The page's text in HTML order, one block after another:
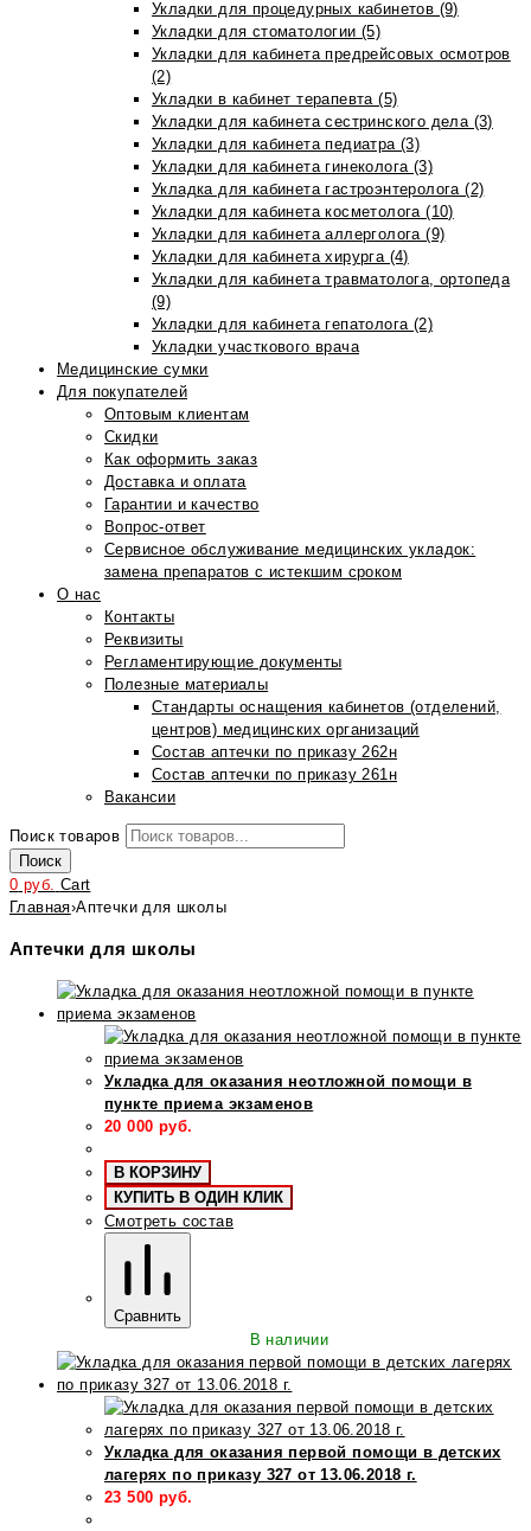
Укладки для процедурных кабинетов (9)
Укладки для стоматологии (5)
Укладки для кабинета предрейсовых осмотров
(2)
Укладки в кабинет терапевта (5)
Укладки для кабинета сестринского дела (3)
Укладки для кабинета педиатра (3)
Укладки для кабинета гинеколога (3)
Укладка для кабинета гастроэнтеролога (2)
Укладки для кабинета косметолога (10)
Укладки для кабинета аллерголога (9)
Укладки для кабинета хирурга (4)
Укладки для кабинета травматолога, ортопеда
(9)
Укладки для кабинета гепатолога (2)
Укладки участкового врача
Медицинские сумки
Для покупателей
Оптовым клиентам
Скидки
Как оформить заказ
Доставка и оплата
Гарантии и качество
Вопрос-ответ
Сервисное обслуживание медицинских укладок:
замена препаратов с истекшим сроком
О нас
Контакты
Реквизиты
Регламентирующие документы
Полезные материалы
Стандарты оснащения кабинетов (отделений,
центров) медицинских организаций
Состав аптечки по приказу 262н
Состав аптечки по приказу 261н
Вакансии
Поиск товаров
Поиск
0 руб. Cart
Главная›Аптечки для школы
Аптечки для школы
Укладка для оказания неотложной помощи в
пункте приема экзаменов
20 000 руб.
В КОРЗИНУ
КУПИТЬ В ОДИН КЛИК
Смотреть состав
Сравнить
В наличии
Укладка для оказания первой помощи в детских
лагерях по приказу 327 от 13.06.2018 г.
23 500 руб.